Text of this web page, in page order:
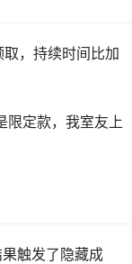
，持续时间比加
限定款，我室友上
触发了隐藏成